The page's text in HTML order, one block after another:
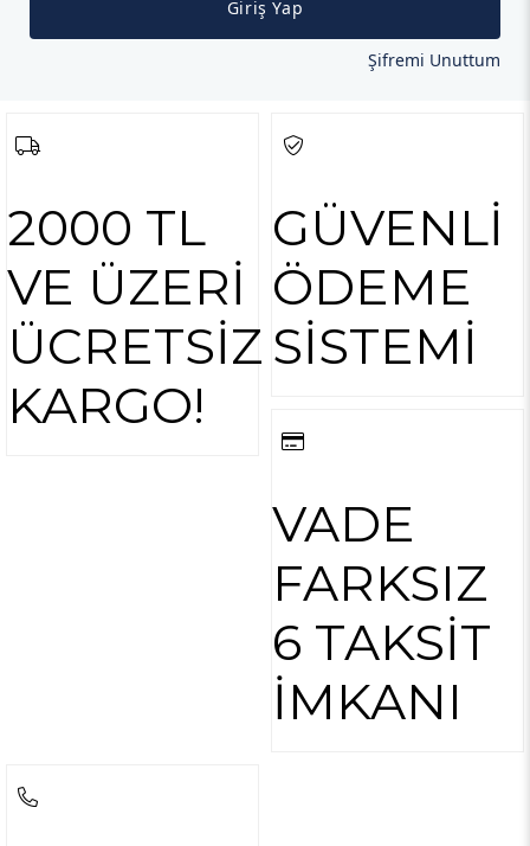
Giriş Yap
Şifremi Unuttum
2000 TL
VE ÜZERİ
ÜCRETSİZ
KARGO!
GÜVENLİ
ÖDEME
SİSTEMİ
VADE
FARKSIZ
6 TAKSİT
İMKANI